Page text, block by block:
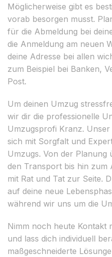
Möglicherweise gibt es
vorab besorgen musst.
für die Abmeldung bei
die Anmeldung am neuen
deine Adresse bei allen
zum Beispiel bei Banken,
Post.
Um deinen Umzug
wir dir die professionelle
Umzugsprofi Kranz.
sich mit Sorgfalt und
Umzugs. Von der Planung
den Transport bis hin zum
mit Rat und Tat zur Seite.
auf deine neue
während wir uns um die
Nimm noch heute Kontakt
und lass dich individuell
maßgeschneiderte